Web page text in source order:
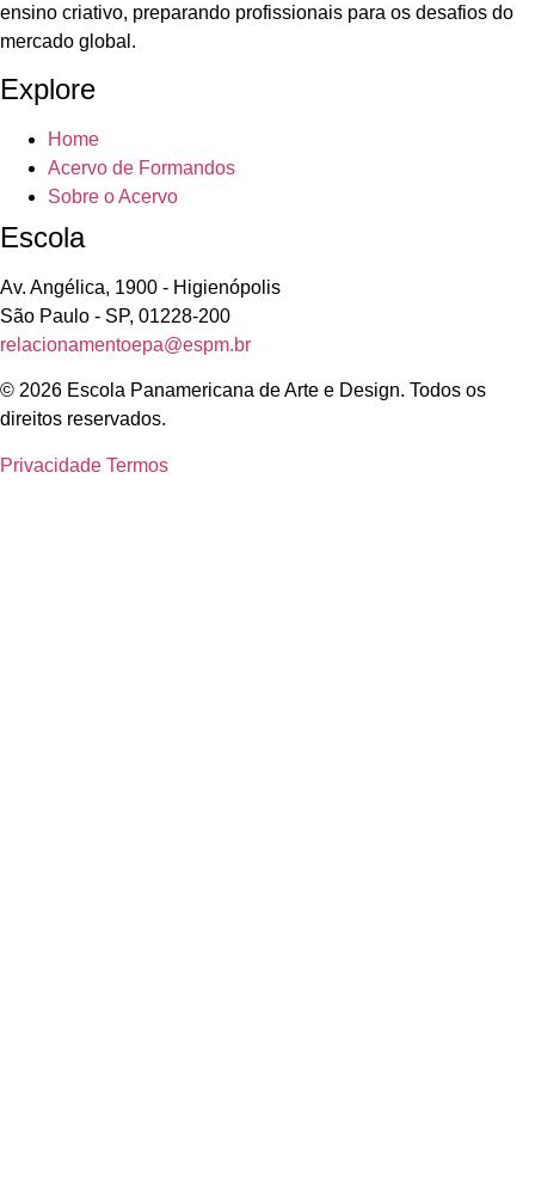
ensino criativo, preparando profissionais para os desafios do
mercado global.
Explore
Home
Acervo de Formandos
Sobre o Acervo
Escola
Av. Angélica, 1900 - Higienópolis
São Paulo - SP, 01228-200
relacionamentoepa@espm.br
© 2026 Escola Panamericana de Arte e Design. Todos os
direitos reservados.
Privacidade Termos